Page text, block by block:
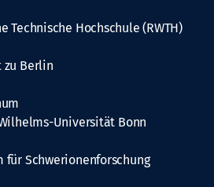
Technische Hochschule (RWTH)
Berlin
Universität Bonn
für Schwerionenforschung